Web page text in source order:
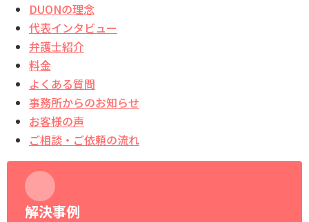
DUONの理念
代表インタビュー
弁護士紹介
料金
よくある質問
事務所からのお知らせ
お客様の声
ご相談・ご依頼の流れ
解決事例